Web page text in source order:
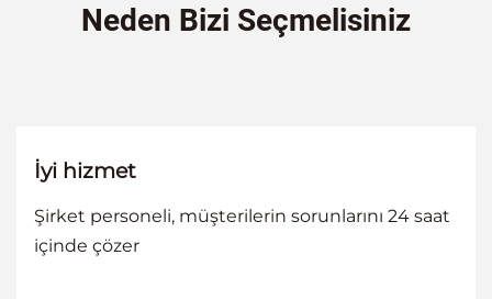
Neden Bizi Seçmelisiniz
İyi hizmet
Şirket personeli, müşterilerin sorunlarını 24 saat
içinde çözer